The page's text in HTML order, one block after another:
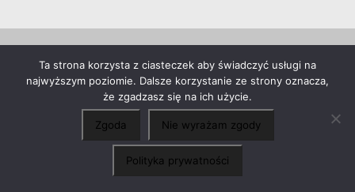
Wszelkie prawa zastrzeżone © d-pos.pl
Polityka prywatności|Polityka cookie
Ta strona korzysta z ciasteczek aby świadczyć usługi na
najwyższym poziomie. Dalsze korzystanie ze strony oznacza,
że zgadzasz się na ich użycie.
Zgoda Nie wyrażam zgody
Polityka prywatności
Chcesz o coś zapytać?